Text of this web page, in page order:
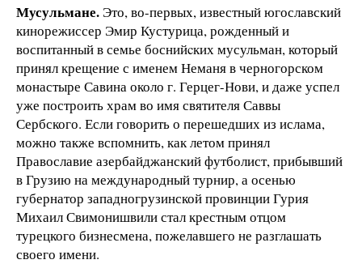
Мусульмане. Это, во-первых, известный югославский
кинорежиссер Эмир Кустурица, рожденный и
воспитанный в семье боснийcких мусульман, который
принял крещение с именем Неманя в черногорском
монастыре Савина около г. Герцег-Нови, и даже успел
уже построить храм во имя святителя Саввы
Сербского. Если говорить о перешедших из ислама,
можно также вспомнить, как летом принял
Православие азербайджанский футболист, прибывший
в Грузию на международный турнир, а осенью
губернатор западногрузинской провинции Гурия
Михаил Свимонишвили стал крестным отцом
турецкого бизнесмена, пожелавшего не разглашать
своего имени.